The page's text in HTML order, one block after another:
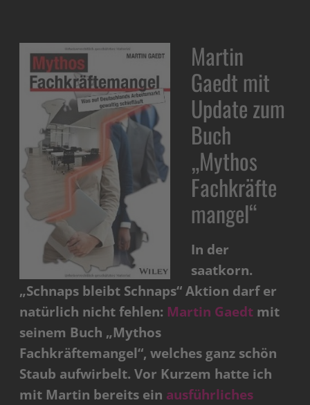
Martin
Gaedt mit
Update zum
Buch
„Mythos
Fachkräfte
mangel“
In der
saatkorn.
„Schnaps bleibt Schnaps“ Aktion darf er
natürlich nicht fehlen: Martin Gaedt mit
seinem Buch „Mythos
Fachkräftemangel“, welches ganz schön
Staub aufwirbelt. Vor Kurzem hatte ich
mit Martin bereits ein ausführliches